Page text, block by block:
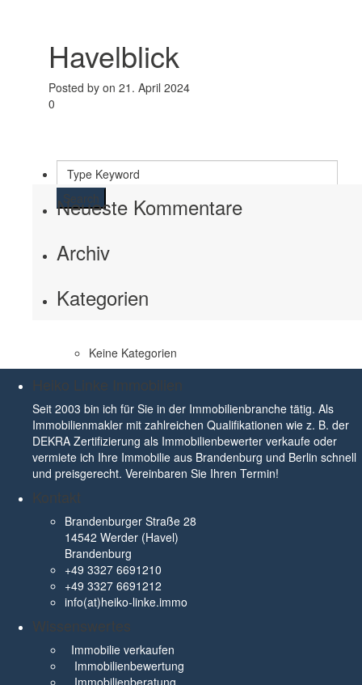
Havelblick
Posted by on 21. April 2024
0
Search
Neueste Kommentare
Archiv
Kategorien
Keine Kategorien
Heiko Linke Immobilien
Seit 2003 bin ich für Sie in der Immobilienbranche tätig. Als
Immobilienmakler mit zahlreichen Qualifikationen wie z. B. der
DEKRA Zertifizierung als Immobilienbewerter verkaufe oder
vermiete ich Ihre Immobilie aus Brandenburg und Berlin schnell
und preisgerecht. Vereinbaren Sie Ihren Termin!
Kontakt
Brandenburger Straße 28
14542 Werder (Havel)
Brandenburg
+49 3327 6691210
+49 3327 6691212
info(at)heiko-linke.immo
Wissenswertes
Immobilie verkaufen
Immobilienbewertung
Immobilienberatung